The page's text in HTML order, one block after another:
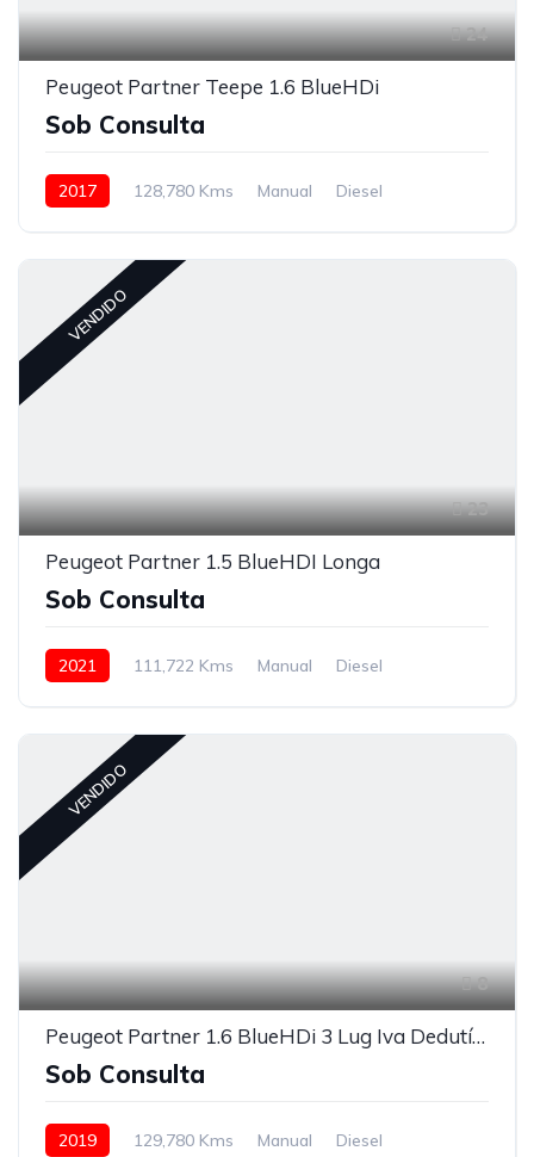
24
Peugeot Partner Teepe 1.6 BlueHDi
Sob Consulta
2017 128,780 Kms Manual
Diesel
VENDIDO
23
Peugeot Partner 1.5 BlueHDI Longa
Sob Consulta
2021 111,722 Kms Manual
Diesel
VENDIDO
8
Peugeot Partner 1.6 BlueHDi 3 Lug Iva Dedutível
Sob Consulta
2019 129,780 Kms Manual
Diesel